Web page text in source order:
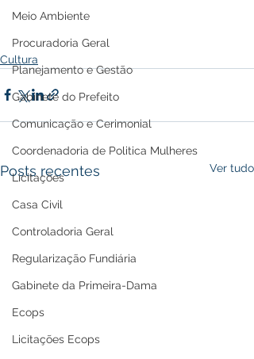
Meio Ambiente
Procuradoria Geral
Planejamento e Gestão
Gabinete do Prefeito
Comunicação e Cerimonial
Coordenadoria de Politica Mulheres
Licitações
Casa Civil
Controladoria Geral
Regularização Fundiária
Gabinete da Primeira-Dama
Ecops
Licitações Ecops
Cultura
Posts recentes Ver tudo